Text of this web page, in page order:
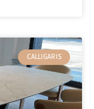
CALLIGARIS